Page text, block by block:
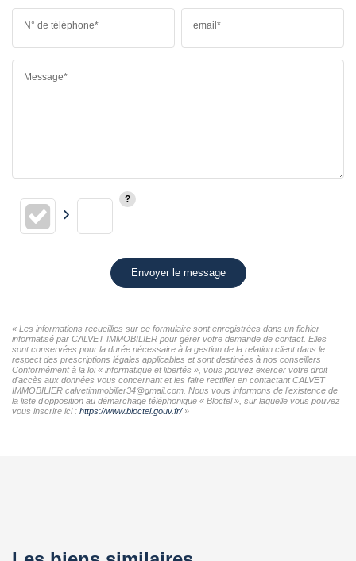
N° de téléphone* email*
Message*
Envoyer le message
« Les informations recueillies sur ce formulaire sont enregistrées dans un fichier
informatisé par CALVET IMMOBILIER pour gérer votre demande de contact. Elles
sont conservées pour la durée nécessaire à la gestion de la relation client dans le
respect des prescriptions légales applicables et sont destinées à nos conseillers
Conformément à la loi « informatique et libertés », vous pouvez exercer votre droit
d'accès aux données vous concernant et les faire rectifier en contactant CALVET
IMMOBILIER calvetimmobilier34@gmail.com. Nous vous informons de l'existence de
la liste d'opposition au démarchage téléphonique « Bloctel », sur laquelle vous pouvez
vous inscrire ici : https://www.bloctel.gouv.fr/»